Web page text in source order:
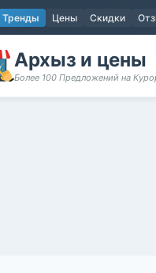
Тренды Цены Скидки
Архыз и цены
Более 100 Предложений на